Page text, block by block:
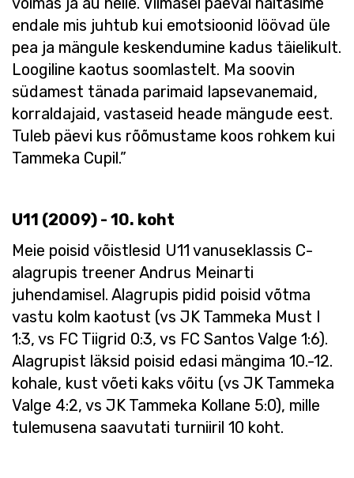
endale mis juhtub kui emotsioonid löövad üle
pea ja mängule keskendumine kadus täielikult.
Loogiline kaotus soomlastelt. Ma soovin
südamest tänada parimaid lapsevanemaid,
korraldajaid, vastaseid heade mängude eest.
Tuleb päevi kus rõõmustame koos rohkem kui
Tammeka Cupil.”
U11 (2009) - 10. koht
Meie poisid võistlesid U11 vanuseklassis C-
alagrupis treener Andrus Meinarti
juhendamisel. Alagrupis pidid poisid võtma
vastu kolm kaotust (vs JK Tammeka Must I
1:3, vs FC Tiigrid 0:3, vs FC Santos Valge 1:6).
Alagrupist läksid poisid edasi mängima 10.-12.
kohale, kust võeti kaks võitu (vs JK Tammeka
Valge 4:2, vs JK Tammeka Kollane 5:0), mille
tulemusena saavutati turniiril 10 koht.